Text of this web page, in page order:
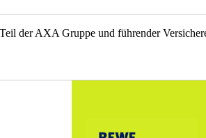
der AXA Gruppe und führender